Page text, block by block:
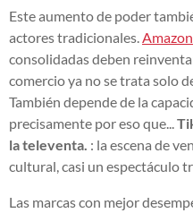
Este aumento de poder
actores tradicionales. Amazon
consolidadas deben
comercio ya no se trata solo
También depende de la
precisamente por eso que...
la televenta. : la escena de
cultural, casi un espectáculo
Las marcas con mejor